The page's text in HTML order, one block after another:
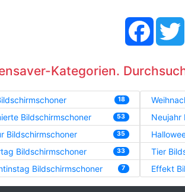
Kategorien.
18
Bildschirmschoner 53
Bildschirmschoner 35
Bildschirmschoner 33
Bildschirmschoner 7
Neujahr
Tier
Effekt